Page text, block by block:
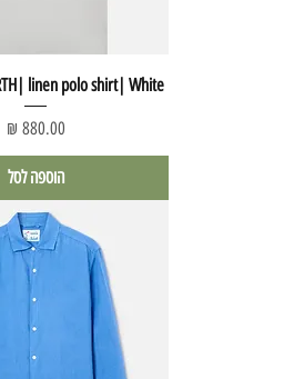
linen polo shirt| White
מחיר
הוספה לסל